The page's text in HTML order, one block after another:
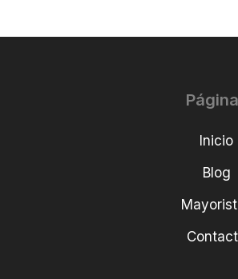
Inicio
Blog